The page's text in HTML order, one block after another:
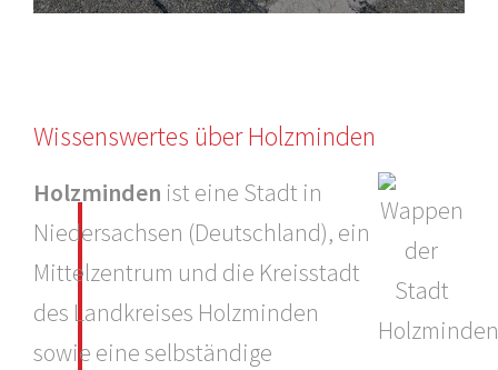
Wissenswertes über Holzminden
Holzminden ist eine Stadt in
Niedersachsen (Deutschland), ein
Mittelzentrum und die Kreisstadt
des Landkreises Holzminden
sowie eine selbständige